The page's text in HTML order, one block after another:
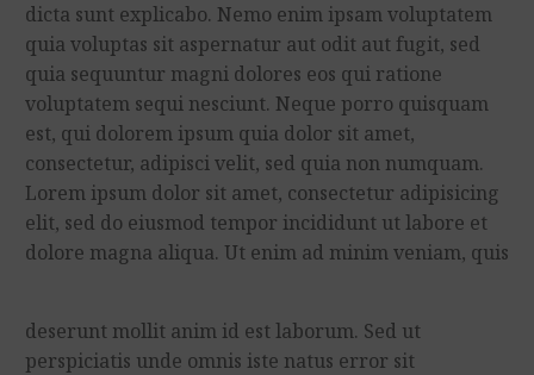
dicta sunt explicabo. Nemo enim ipsam voluptatem
quia voluptas sit aspernatur aut odit aut fugit, sed
quia sequuntur magni dolores eos qui ratione
voluptatem sequi nesciunt. Neque porro quisquam
est, qui dolorem ipsum quia dolor sit amet,
consectetur, adipisci velit, sed quia non numquam.
Lorem ipsum dolor sit amet, consectetur adipisicing
elit, sed do eiusmod tempor incididunt ut labore et
dolore magna aliqua. Ut enim ad minim veniam, quis
deserunt mollit anim id est laborum. Sed ut
perspiciatis unde omnis iste natus error sit